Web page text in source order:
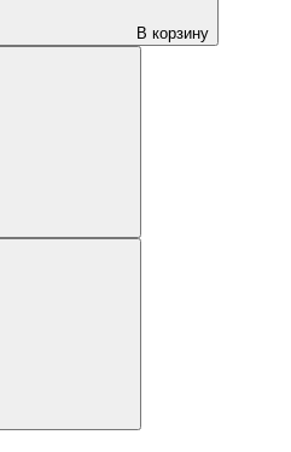
В корзину